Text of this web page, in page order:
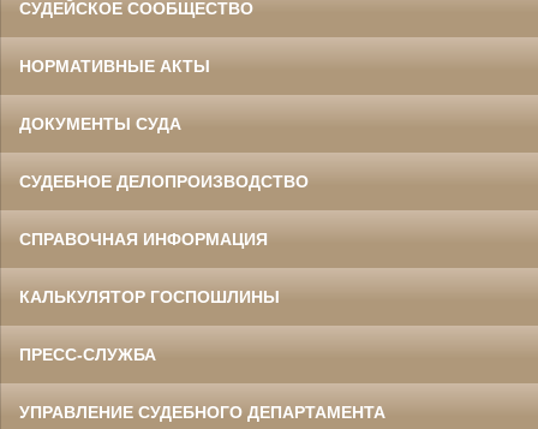
СУДЕЙСКОЕ СООБЩЕСТВО
НОРМАТИВНЫЕ АКТЫ
ДОКУМЕНТЫ СУДА
СУДЕБНОЕ ДЕЛОПРОИЗВОДСТВО
СПРАВОЧНАЯ ИНФОРМАЦИЯ
КАЛЬКУЛЯТОР ГОСПОШЛИНЫ
ПРЕСС-СЛУЖБА
УПРАВЛЕНИЕ СУДЕБНОГО ДЕПАРТАМЕНТА